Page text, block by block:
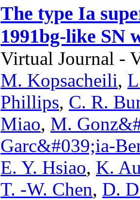
The type Ia
1991bg-like SN
Virtual Journal -
M. Kopsacheili,
Phillips, C. R.
Miao, M.
Garc&#039;ia-
E. Y. Hsiao, K.
T. -W. Chen, D.